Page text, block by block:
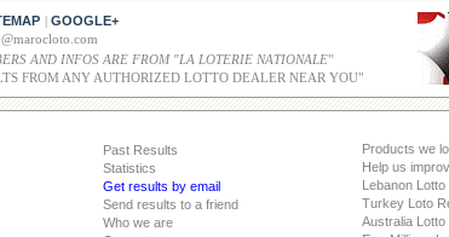
GOOGLE+
AND INFOS ARE FROM "LA LOTERIE NATIONALE"
FROM ANY AUTHORIZED LOTTO DEALER NEAR YOU"
Past Results
Statistics
Get results by email
Send results to a friend
Who we are
Products we
Help us
Lebanon Lotto
Turkey Loto
Australia Lotto